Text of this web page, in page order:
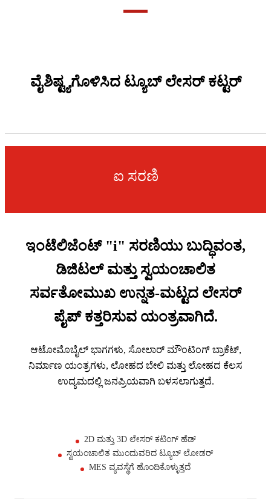
ವೈಶಿಷ್ಟ್ಯಗೊಳಿಸಿದ ಟ್ಯೂಬ್ ಲೇಸರ್ ಕಟ್ಟರ್
ಐ ಸರಣಿ
ಇಂಟೆಲಿಜೆಂಟ್ "i" ಸರಣಿಯು ಬುದ್ಧಿವಂತ,
ಡಿಜಿಟಲ್ ಮತ್ತು ಸ್ವಯಂಚಾಲಿತ
ಸರ್ವತೋಮುಖ ಉನ್ನತ-ಮಟ್ಟದ ಲೇಸರ್
ಪೈಪ್ ಕತ್ತರಿಸುವ ಯಂತ್ರವಾಗಿದೆ.
ಆಟೋಮೊಬೈಲ್ ಭಾಗಗಳು, ಸೋಲಾರ್ ಮೌಂಟಿಂಗ್ ಬ್ರಾಕೆಟ್,
ನಿರ್ಮಾಣ ಯಂತ್ರಗಳು, ಲೋಹದ ಬೇಲಿ ಮತ್ತು ಲೋಹದ ಕೆಲಸ
ಉದ್ಯಮದಲ್ಲಿ ಜನಪ್ರಿಯವಾಗಿ ಬಳಸಲಾಗುತ್ತದೆ.
2D ಮತ್ತು 3D ಲೇಸರ್ ಕಟಿಂಗ್ ಹೆಡ್
ಸ್ವಯಂಚಾಲಿತ ಮುಂದುವರಿದ ಟ್ಯೂಬ್ ಲೋಡರ್
MES ವ್ಯವಸ್ಥೆಗೆ ಹೊಂದಿಕೊಳ್ಳುತ್ತದೆ